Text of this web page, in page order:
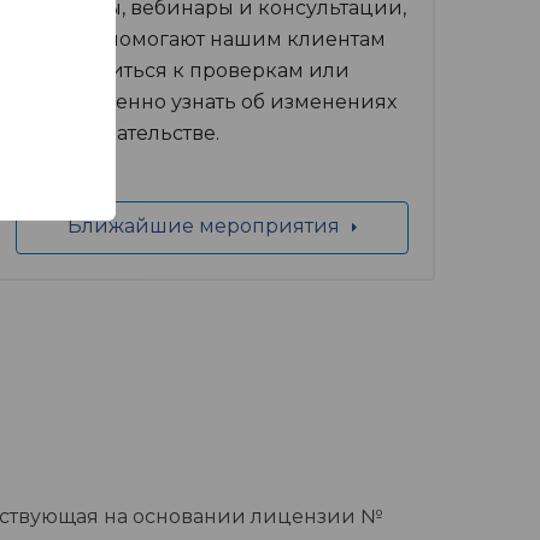
семинары, вебинары и консультации,
которые помогают нашим клиентам
подготовиться к проверкам или
своевременно узнать об изменениях
в законодательстве.
Ближайшие мероприятия
на основании лицензии №